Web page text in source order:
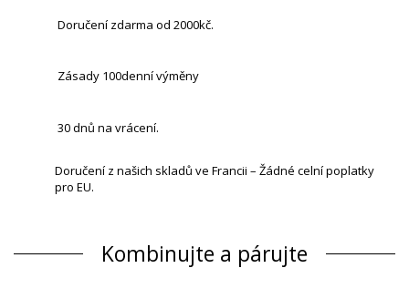
Doručení zdarma od 2000kč.
Zásady 100denní výměny
30 dnů na vrácení.
Doručení z našich skladů ve Francii – Žádné celní poplatky
pro EU.
Kombinujte a párujte